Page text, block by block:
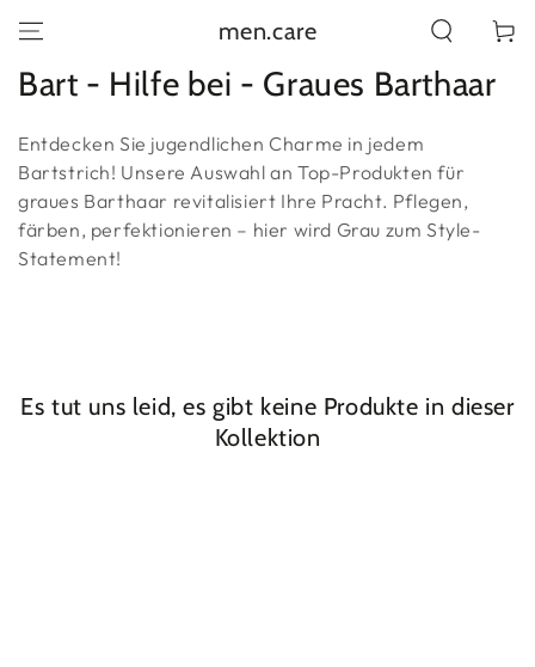
SPRINGEN
men.care
Kollektion:
Bart - Hilfe bei - Graues Barthaar
Entdecken Sie jugendlichen Charme in jedem
Bartstrich! Unsere Auswahl an Top-Produkten für
graues Barthaar revitalisiert Ihre Pracht. Pflegen,
färben, perfektionieren – hier wird Grau zum Style-
Statement!
Es tut uns leid, es gibt keine Produkte in dieser
Kollektion